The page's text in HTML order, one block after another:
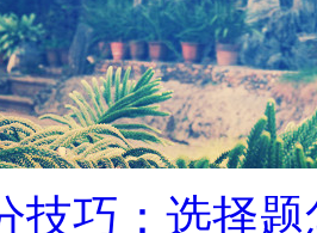
技巧：选择